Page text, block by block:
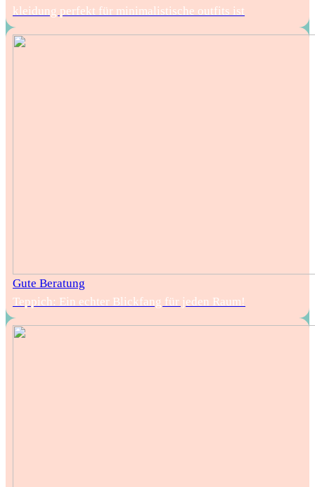
kleidung perfekt für minimalistische outfits ist
Gute Beratung
Teppich: Ein echter Blickfang für jeden Raum!